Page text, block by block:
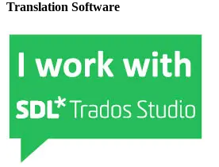
Translation Software